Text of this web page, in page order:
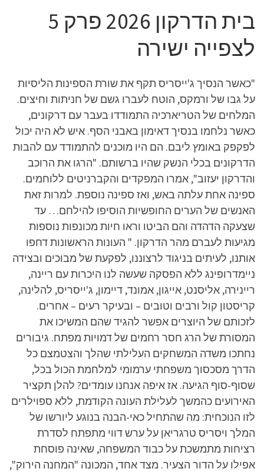
בית הדרקון 2026 פרק 5
לצפייה ישירה
"כאשר הנסיך ג'ייסריס תקף את שורת הספינות הליסיות
על גבו של ורמקס, הוטח לעברו גשם של חניתות וחיצים.
המלחים של הטריארכיה התמודדו בעבר עם דרקונים,
כאשר נלחמו בנסיך דאימון באבני הסף. איש לא היה יכול
לפקפק באומץ ליבם. הם היו מוכנים להתמודד עם להבות
הדרקונים בכלי הנשק שהיו ברשותם. "הרגו את הרוכב
והדרקון יעזוב", אמרו המפקדים והקברניטים ללוחמים.
ספינה אחת עלתה באש, ואז ספינה נוספת. למרות זאת
האנשים של הערים החופשיות הוסיפו להילחם… עד
שצעקה הדהדה והם הביטו וראו חיות מכונפות נוספות
מגיעות לעברם מהר הדרקון. " העונות הראשונות דחפו
אותנו, לעיתים בניגוד לרצוננו, לפקעת של מבוכים ובצידה
ניימדרופינג ללא הפסקה שעשה לנו היכרות עם ריינה,
ריינירה, אליסנט, אייגון, אמונד, דיימון, ג'ייסריס, להלינה,
קריסטון קול ורבים וטובים – ובעיקר רעים – אחרים.
לזכותם של היוצרים אפשר להגיד שהם המשיכו את
המסורת של הרג חסר רחמים של דמויות מפתח. גיבורים
נחתכו משדה המשחקים העלילתי שהלך והצטמצם כל
הדרך מסכסוך משפחתי ערמומי למלחמת הכול בכל,
שסוף-סוף הגיעה. אז איפה אנחנו עומדים? להלן תקציר
האירועים כהמשך לעלילת העונה הקודמת, ללא ספוילרים
לזו הנוכחית: מה שהתחיל כאי-הבנה בנוגע ליורשו של
המלך ויסריס טרגריאן על ערש דווי מתפתח לסדרת
רציחות מתמשכת על כבוד המשפחה, שאינה פוסחת
אפילו על הדור הצעיר. מצד אחד, המכונה "המחנה הירוק",